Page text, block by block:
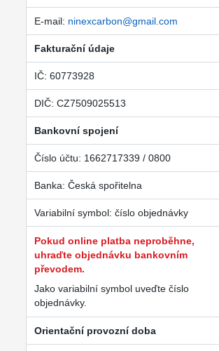
E-mail: ninexcarbon@gmail.com
Fakturační údaje
IČ: 60773928
DIČ: CZ7509025513
Bankovní spojení
Číslo účtu: 1662717339 / 0800
Banka: Česká spořitelna
Variabilní symbol: číslo objednávky
Pokud online platba neproběhne,
uhraďte objednávku bankovním
převodem.
Jako variabilní symbol uveďte číslo
objednávky.
Orientační provozní doba